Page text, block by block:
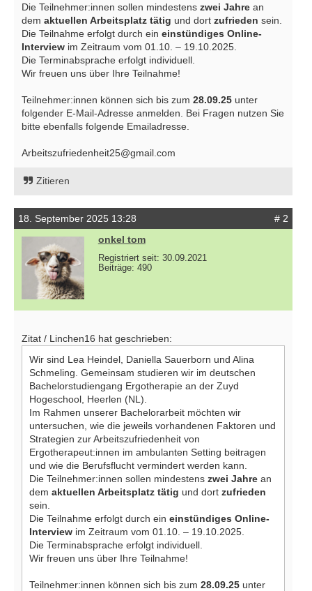
Die Teilnehmer:innen sollen mindestens zwei Jahrean
dem aktuellen Arbeitsplatz tätig und dort zufrieden sein.
Die Teilnahme erfolgt durch ein einstündiges Online-
Interviewim Zeitraum vom 01.10. – 19.10.2025.
Die Terminabsprache erfolgt individuell.
Wir freuen uns über Ihre Teilnahme!
Teilnehmer:innen können sich bis zum 28.09.25unter
folgender E-Mail-Adresse anmelden. Bei Fragen nutzen Sie
bitte ebenfalls folgende Emailadresse.
Arbeitszufriedenheit25@gmail.com
Zitieren
18. September 2025 13:28
# 2
onkel tom
Registriert seit: 30.09.2021
Beiträge: 490
Zitat / Linchen16 hat geschrieben:
Wir sind Lea Heindel, Daniella Sauerborn und Alina
Schmeling. Gemeinsam studieren wir im deutschen
Bachelorstudiengang Ergotherapie an der Zuyd
Hogeschool, Heerlen (NL).
Im Rahmen unserer Bachelorarbeit möchten wir
untersuchen, wie die jeweils vorhandenen Faktoren und
Strategien zur Arbeitszufriedenheit von
Ergotherapeut:innen im ambulanten Setting beitragen
und wie die Berufsflucht vermindert werden kann.
Die Teilnehmer:innen sollen mindestens zwei Jahrean
dem aktuellen Arbeitsplatz tätig und dort zufrieden
sein.
Die Teilnahme erfolgt durch ein einstündiges Online-
Interviewim Zeitraum vom 01.10. – 19.10.2025.
Die Terminabsprache erfolgt individuell.
Wir freuen uns über Ihre Teilnahme!
Teilnehmer:innen können sich bis zum 28.09.25unter